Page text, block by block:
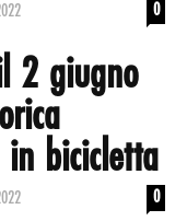
0
2 giugno
in bicicletta
0